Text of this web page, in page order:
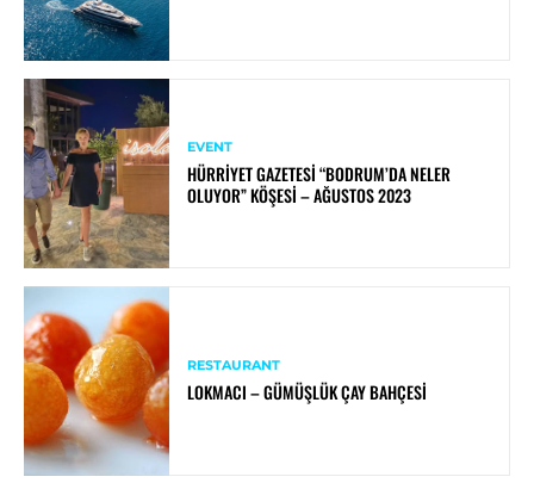
EVENT
HÜRRIYET GAZETESI “BODRUM’DA NELER
OLUYOR” KÖŞESI – AĞUSTOS 2023
RESTAURANT
LOKMACI – GÜMÜŞLÜK ÇAY BAHÇESI